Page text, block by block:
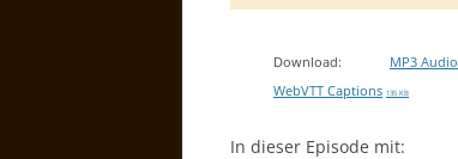
Download: MP3 Audio
WebVTT Captions 135 KB
In dieser Episode mit: